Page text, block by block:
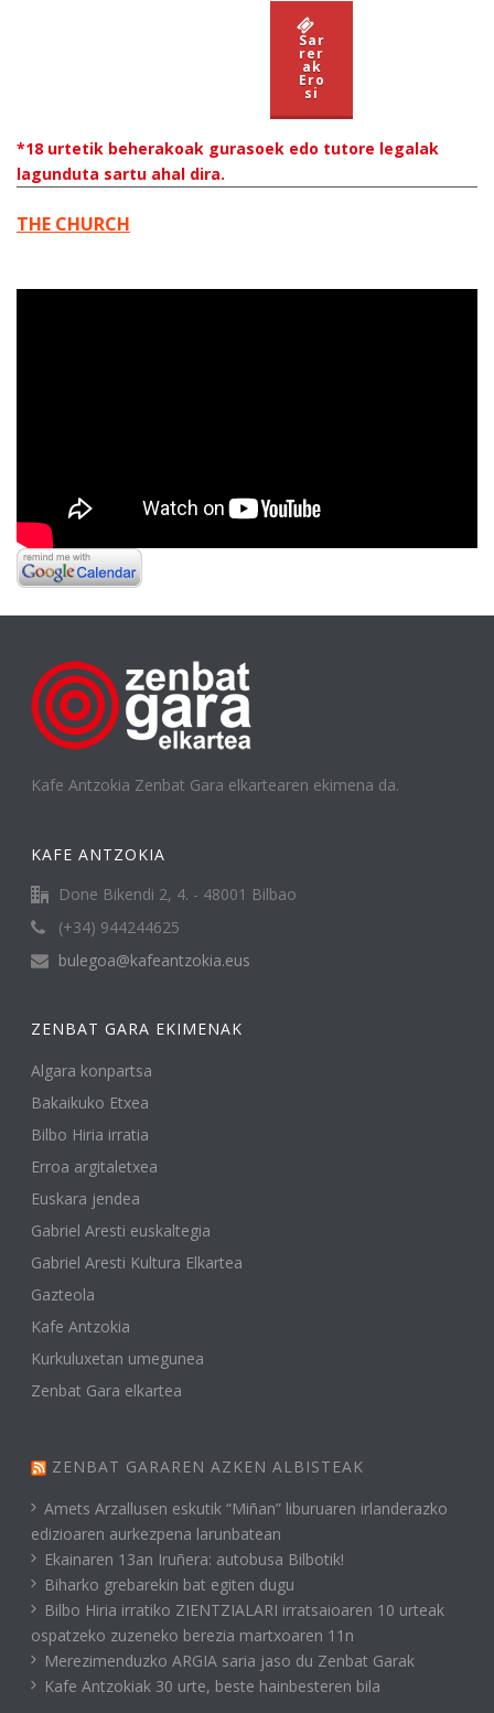
Sar
rer
ak
Ero
si
*18 urtetik beherakoak gurasoek edo tutore legalak
lagunduta sartu ahal dira.
THE CHURCH
Kafe Antzokia Zenbat Gara elkartearen ekimena da.
KAFE ANTZOKIA
Done Bikendi 2, 4. - 48001 Bilbao
(+34) 944244625
bulegoa@kafeantzokia.eus
ZENBAT GARA EKIMENAK
Algara konpartsa
Bakaikuko Etxea
Bilbo Hiria irratia
Erroa argitaletxea
Euskara jendea
Gabriel Aresti euskaltegia
Gabriel Aresti Kultura Elkartea
Gazteola
Kafe Antzokia
Kurkuluxetan umegunea
Zenbat Gara elkartea
ZENBAT GARAREN AZKEN ALBISTEAK
Amets Arzallusen eskutik “Miñan” liburuaren irlanderazko
edizioaren aurkezpena larunbatean
Ekainaren 13an Iruñera: autobusa Bilbotik!
Biharko grebarekin bat egiten dugu
Bilbo Hiria irratiko ZIENTZIALARI irratsaioaren 10 urteak
ospatzeko zuzeneko berezia martxoaren 11n
Merezimenduzko ARGIA saria jaso du Zenbat Garak
Kafe Antzokiak 30 urte, beste hainbesteren bila